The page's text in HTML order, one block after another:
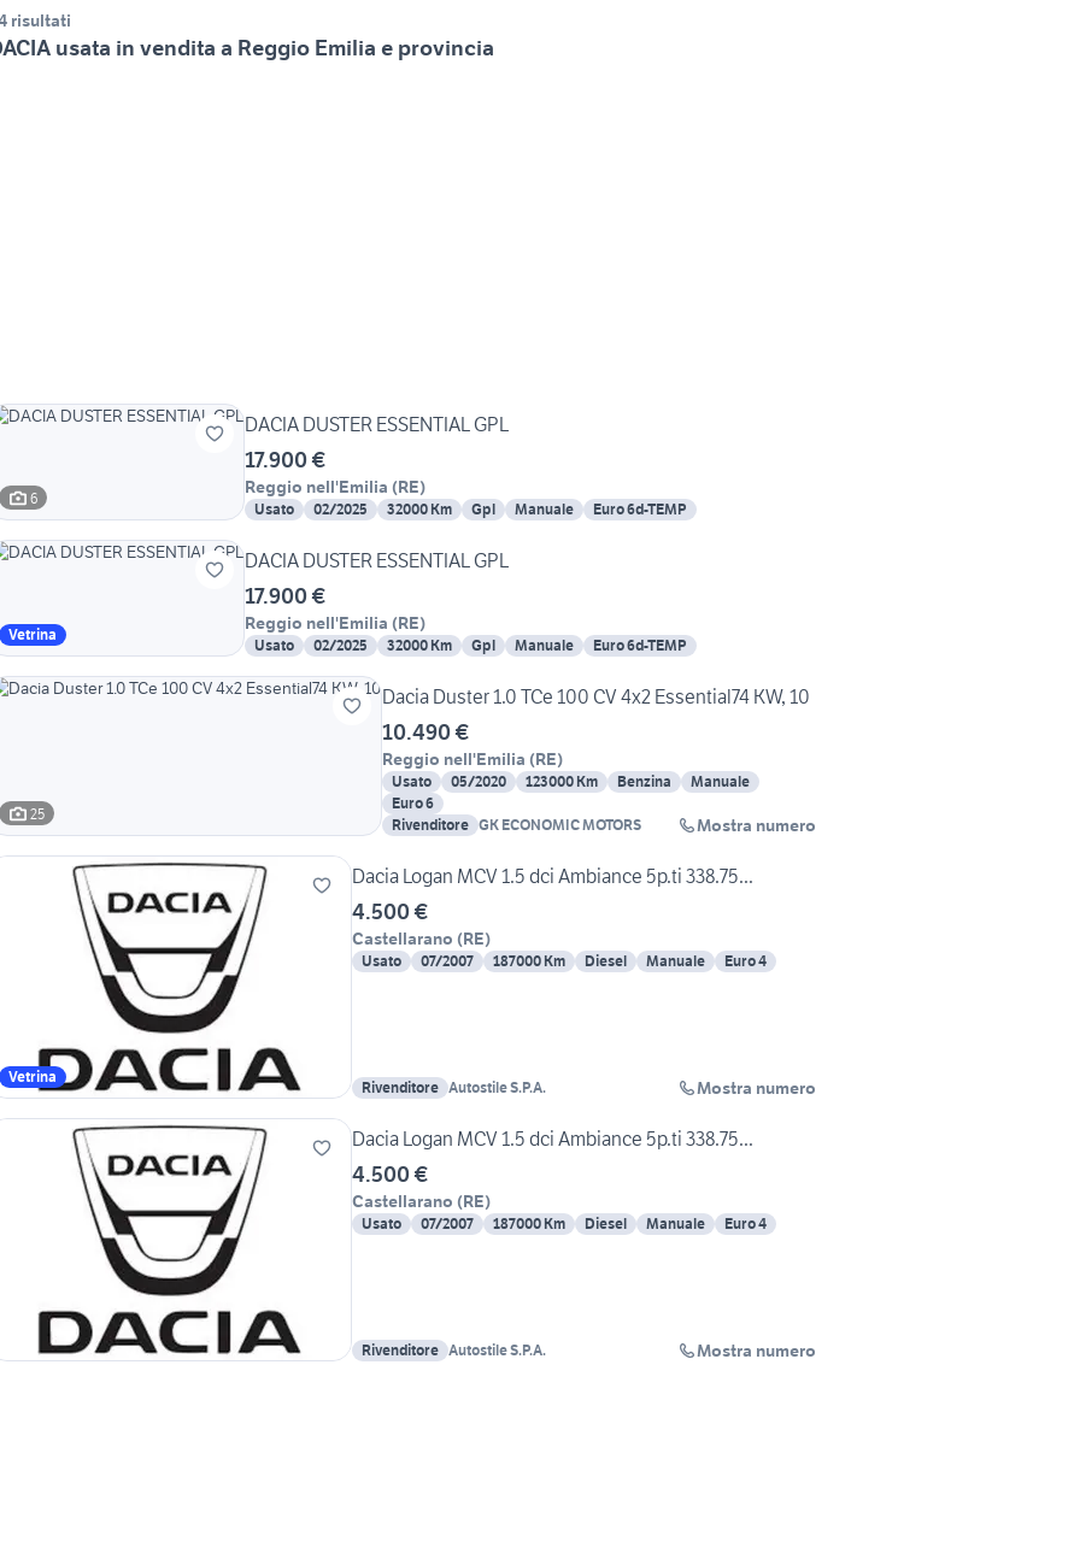
risultati
usata in vendita a Reggio Emilia e provincia
6
DACIA DUSTER ESSENTIAL GPL
17.900 €
Reggio nell'Emilia (RE)
Usato 02/2025 32000 Km Gpl Manuale Euro 6d-TEMP
Vetrina
DACIA DUSTER ESSENTIAL GPL
17.900 €
Reggio nell'Emilia (RE)
Usato 02/2025 32000 Km Gpl Manuale Euro 6d-TEMP
25
Dacia Duster 1.0 TCe 100 CV 4x2 Essential74 KW, 10
10.490 €
Reggio nell'Emilia (RE)
Usato 05/2020 123000 Km Benzina
Manuale
Euro 6
Rivenditore GK ECONOMIC MOTORS Mostra numero
Vetrina
Dacia Logan MCV 1.5 dci Ambiance 5p.ti 338.75...
4.500 €
Castellarano (RE)
Usato 07/2007 187000 Km Diesel Manuale Euro 4
Rivenditore Autostile S.P.A. Mostra numero
Dacia Logan MCV 1.5 dci Ambiance 5p.ti 338.75...
4.500 €
Castellarano (RE)
Usato 07/2007 187000 Km Diesel Manuale Euro 4
Rivenditore Autostile S.P.A. Mostra numero